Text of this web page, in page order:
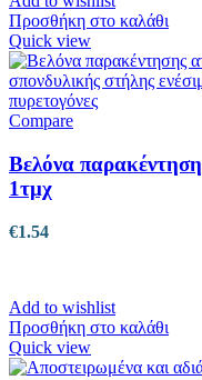
Προσθήκη στο καλάθι
Quick view
Compare
Βελόνα
1τμχ
€1.54
Add to wishlist
Προσθήκη στο καλάθι
Quick view